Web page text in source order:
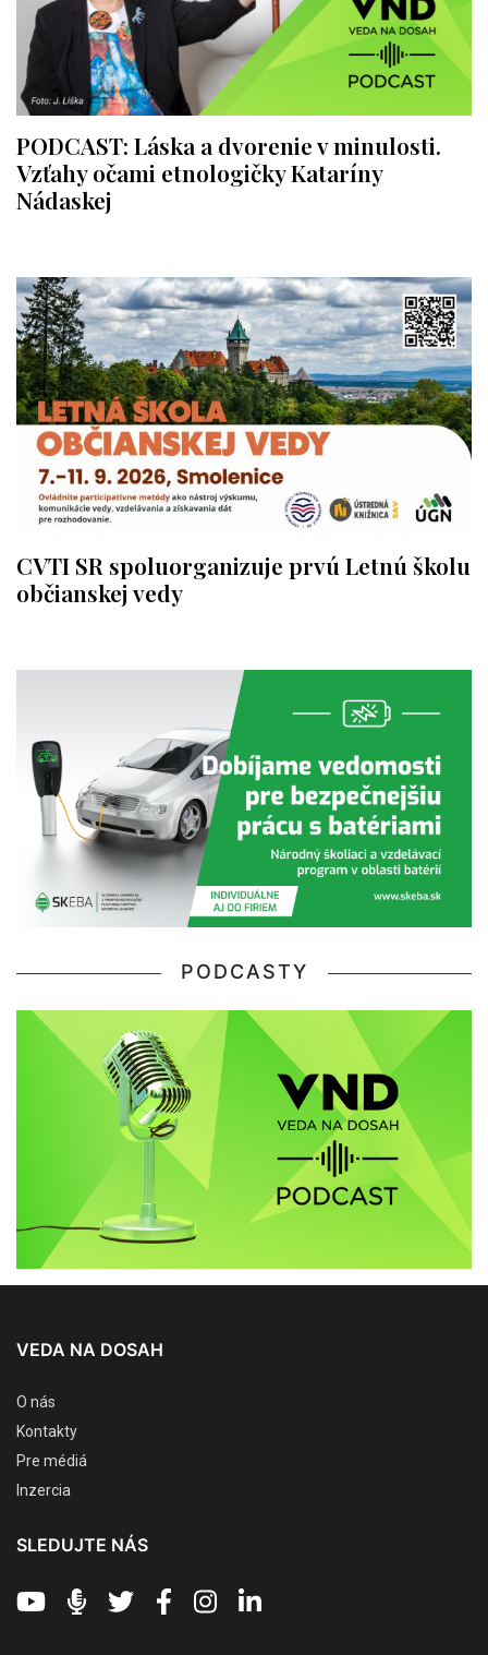
PODCAST: Láska a dvorenie v minulosti.
Vzťahy očami etnologičky Kataríny
Nádaskej
CVTI SR spoluorganizuje prvú Letnú školu
občianskej vedy
PODCASTY
VEDA NA DOSAH
O nás
Kontakty
Pre médiá
Inzercia
SLEDUJTE NÁS